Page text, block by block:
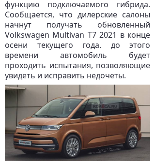
функцию подключаемого гибрида.
Сообщается, что дилерские салоны
начнут получать обновленный
Volkswagen Multivan T7 2021 в конце
осени текущего года. до этого
времени автомобиль будет
проходить испытания, позволяющие
увидеть и исправить недочеты.